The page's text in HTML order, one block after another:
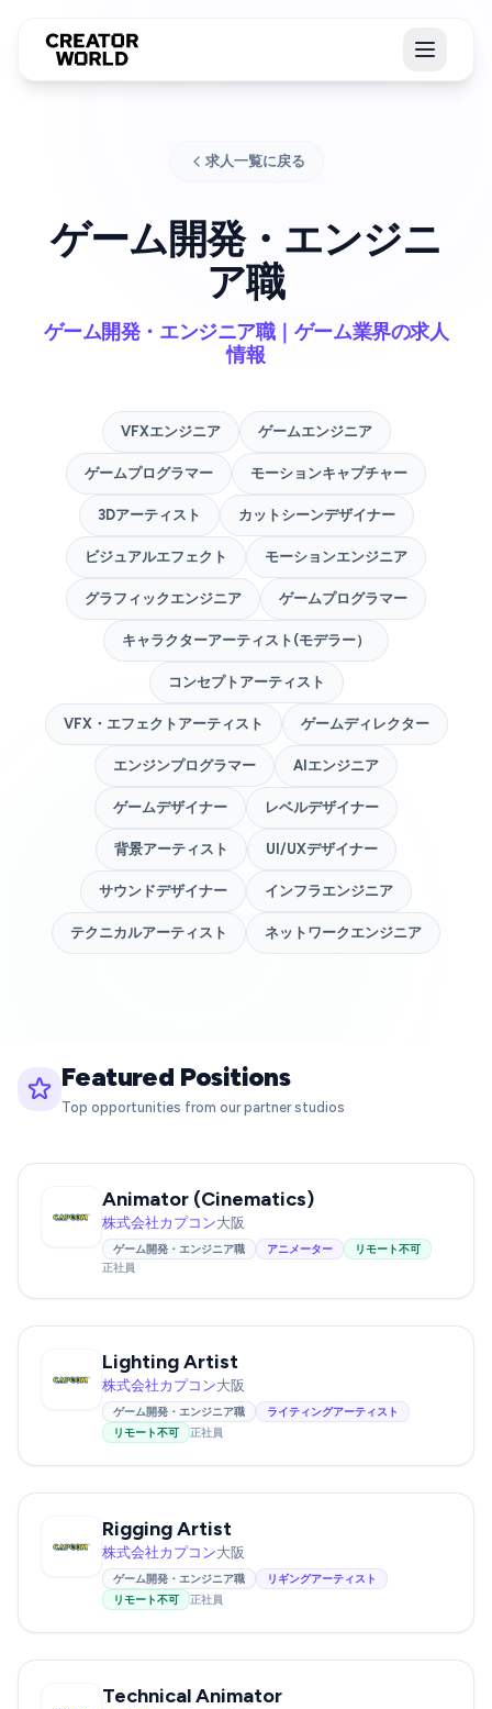
求人一覧に戻る
ゲーム開発・エンジニ
ア職
ゲーム開発・エンジニア職｜ゲーム業界の求人
情報
VFXエンジニア ゲームエンジニア
ゲームプログラマー モーションキャプチャー
3Dアーティスト カットシーンデザイナー
ビジュアルエフェクト モーションエンジニア
グラフィックエンジニア ゲームプログラマー
キャラクターアーティスト(モデラー）
コンセプトアーティスト
VFX・エフェクトアーティスト ゲームディレクター
エンジンプログラマー AIエンジニア
ゲームデザイナー レベルデザイナー
背景アーティスト UI/UXデザイナー
サウンドデザイナー インフラエンジニア
テクニカルアーティスト ネットワークエンジニア
Featured Positions
Top opportunities from our partner studios
Animator (Cinematics)
株式会社カプコン大阪
ゲーム開発・エンジニア職 アニメーター
リモート不可
正社員
Lighting Artist
株式会社カプコン大阪
ゲーム開発・エンジニア職
ライティングアーティスト
リモート不可
正社員
Rigging Artist
株式会社カプコン大阪
ゲーム開発・エンジニア職
リギングアーティスト
リモート不可
正社員
Technical Animator